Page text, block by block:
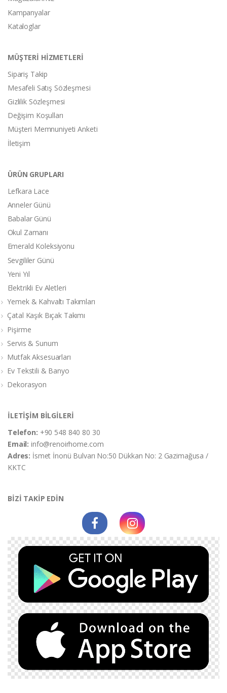
Kampanyalar
Kataloglar
MÜŞTERİ HİZMETLERİ
Sipariş Takip
Mesafeli Satış Sözleşmesi
Gizlilik Sözleşmesi
Değişim Koşulları
Müşteri Memnuniyeti Anketi
İletişim
ÜRÜN GRUPLARI
Lefkara Lace
Anneler Günü
Babalar Günü
Okul Zamanı
Emerald Koleksiyonu
Sevgililer Günü
Yeni Yıl
Elektrikli Ev Aletleri
Yemek & Kahvaltı Takımları
Çatal Kaşık Bıçak Takımı
Pişirme
Servis & Sunum
Mutfak Aksesuarları
Ev Tekstili & Banyo
Dekorasyon
İLETİŞİM BİLGİLERİ
Telefon: +90 548 840 80 30
Email:info@renoirhome.com
Adres: İsmet İnonü Bulvarı No:50 Dükkan No: 2 Gazimağusa /
KKTC
BİZİ TAKİP EDİN